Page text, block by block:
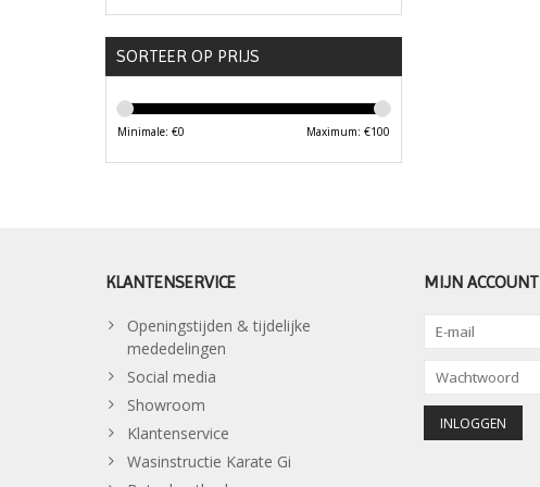
SORTEER OP PRIJS
Minimale: €0 Maximum: €100
KLANTENSERVICE
Openingstijden & tijdelijke
mededelingen
Social media
Showroom
Klantenservice
Wasinstructie Karate Gi
MIJN ACCOUNT